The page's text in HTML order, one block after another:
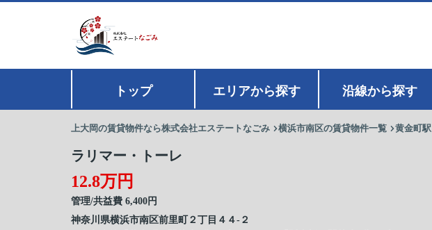
トップ エリアから探す 沿線から探す
上大岡の賃貸物件なら株式会社エステートなごみ 横浜市南区の賃貸物件一覧 黄金町駅
ラリマー・トーレ
12.8万円
管理/共益費 6,400円
神奈川県横浜市南区前里町
２丁目４４-２